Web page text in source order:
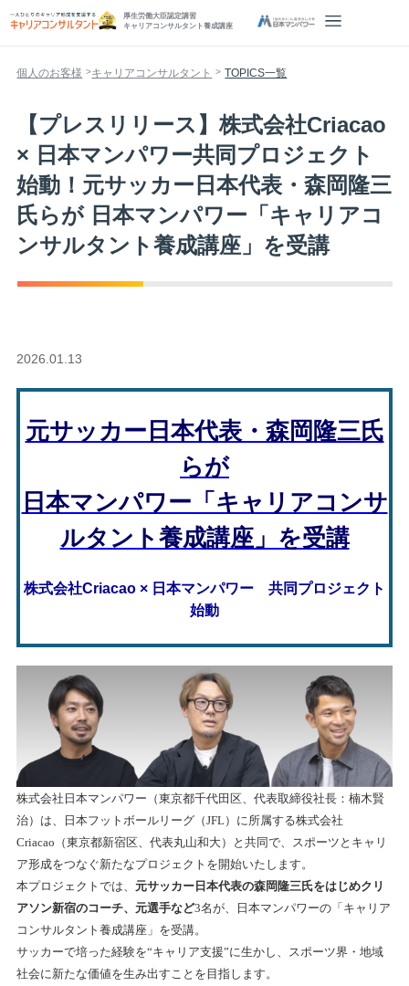
厚生労働大臣認定講習
キャリアコンサルタント養成講座
個人のお客様 キャリアコンサルタント TOPICS一覧
【プレスリリース】株式会社Criacao
× 日本マンパワー共同プロジェクト
始動！元サッカー日本代表・森岡隆三
氏らが 日本マンパワー「キャリアコ
ンサルタント養成講座」を受講
2026.01.13
元サッカー日本代表・森岡隆三氏
らが
日本マンパワー「キャリアコンサ
ルタント養成講座」を受講
株式会社Criacao × 日本マンパワー 共同プロジェクト
始動
株式会社日本マンパワー（東京都千代田区、代表取締役社長：楠木賢
治）は、日本フットボールリーグ（JFL）に所属する株式会社
Criacao（東京都新宿区、代表丸山和大）と共同で、スポーツとキャリ
ア形成をつなぐ新たなプロジェクトを開始いたします。
本プロジェクトでは、元サッカー日本代表の森岡隆三氏をはじめクリ
アソン新宿のコーチ、元選手など3名が、日本マンパワーの「キャリア
コンサルタント養成講座」を受講。
サッカーで培った経験を“キャリア支援”に生かし、スポーツ界・地域
社会に新たな価値を生み出すことを目指します。